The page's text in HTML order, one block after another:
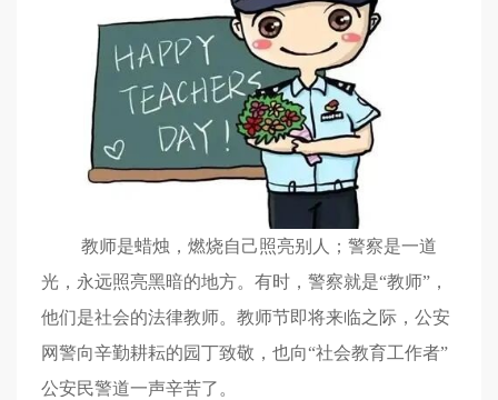
教师是蜡烛，燃烧自己照亮别人；警察是一道
光，永远照亮黑暗的地方。有时，警察就是“教师”，
他们是社会的法律教师。教师节即将来临之际，公安
网警向辛勤耕耘的园丁致敬，也向“社会教育工作者”
公安民警道一声辛苦了。